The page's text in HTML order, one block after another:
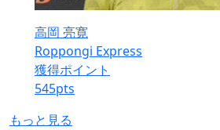
高岡 亮寛
Roppongi Express
獲得ポイント
545pts
もっと見る